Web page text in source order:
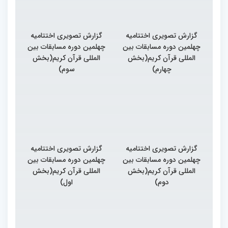
گزارش تصویری اختتامیه
چهلمین دوره مسابقات بین
المللی قرآن کریم(بخش
چهارم)
گزارش تصویری اختتامیه
چهلمین دوره مسابقات بین
المللی قرآن کریم(بخش
سوم)
گزارش تصویری اختتامیه
چهلمین دوره مسابقات بین
المللی قرآن کریم(بخش
دوم)
گزارش تصویری اختتامیه
چهلمین دوره مسابقات بین
المللی قرآن کریم(بخش
اول)